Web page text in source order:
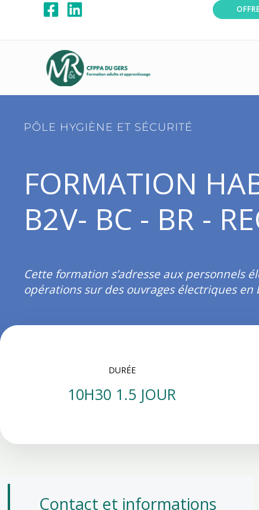
PÔLE HYGIÈNE ET SÉCURITÉ
FORMATION
B2V- BC - BR -
Cette formation s’adresse aux personnels
opérations sur des ouvrages électriques
DURÉE
10H30 1.5 JOUR
Contact et informations